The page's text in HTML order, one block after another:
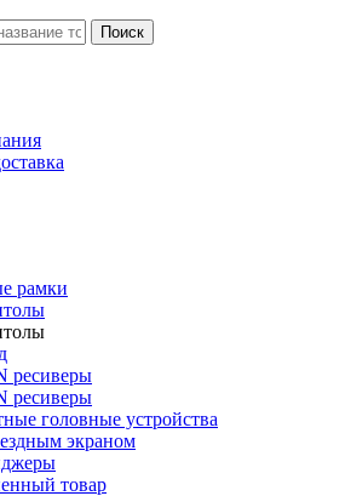
Поиск
рамки
ресиверы
ресиверы
головные устройства
экраном
товар